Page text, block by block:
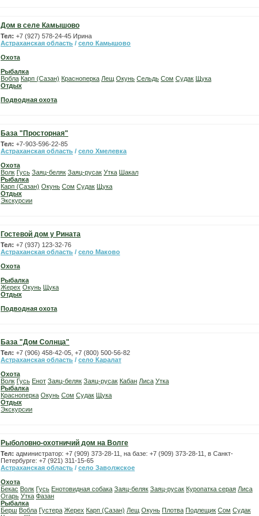
Дом в селе Камышово
Тел: +7 (927) 578-24-45 Ирина
Астраханская область / село Камышово
Охота
Рыбалка
Вобла Карп (Сазан) Красноперка Лещ Окунь Сельдь Сом Судак Щука
Отдых
Подводная охота
База "Просторная"
Тел: +7-903-596-22-85
Астраханская область / село Хмелевка
Охота
Волк Гусь Заяц-беляк Заяц-русак Утка Шакал
Рыбалка
Карп (Сазан) Окунь Сом Судак Щука
Отдых
Экскурсии
Гостевой дом у Рината
Тел: +7 (937) 123-32-76
Астраханская область / село Маково
Охота
Рыбалка
Жерех Окунь Щука
Отдых
Подводная охота
База "Дом Солнца"
Тел: +7 (906) 458-42-05, +7 (800) 500-56-82
Астраханская область / село Каралат
Охота
Волк Гусь Енот Заяц-беляк Заяц-русак Кабан Лиса Утка
Рыбалка
Красноперка Окунь Сом Судак Щука
Отдых
Экскурсии
Рыболовно-охотничий дом на Волге
Тел: администратор: +7 (909) 373-28-11, на базе: +7 (909) 373-28-11, в Санкт-
Петербурге: +7 (921) 311-15-65
Астраханская область / село Заволжское
Охота
Бекас Волк Гусь Енотовидная собака Заяц-беляк Заяц-русак Куропатка серая Лиса
Огарь Утка Фазан
Рыбалка
Берш Вобла Густера Жерех Карп (Сазан) Лещ Окунь Плотва Подлещик Сом Судак